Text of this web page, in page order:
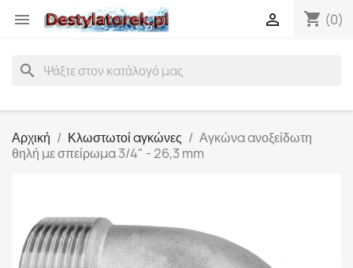
 shopping_cart (0)

search
Αρχική Κλωστωτοί αγκώνες
Αγκώνα ανοξείδωτη
θηλή με σπείρωμα 3/4" - 26,3 mm